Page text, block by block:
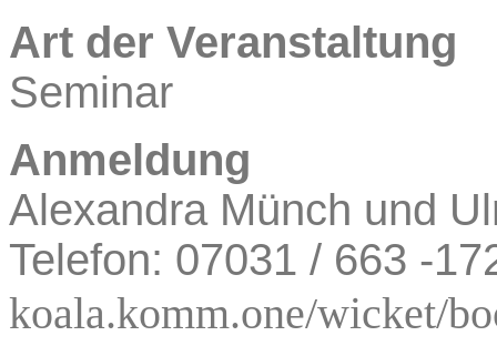
Art der Veranstaltung
Seminar
Anmeldung
Alexandra Münch und
Telefon: 07031 / 663 -
koala.komm.one/wicket/